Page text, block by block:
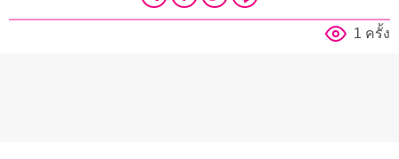
1 ครั้ง